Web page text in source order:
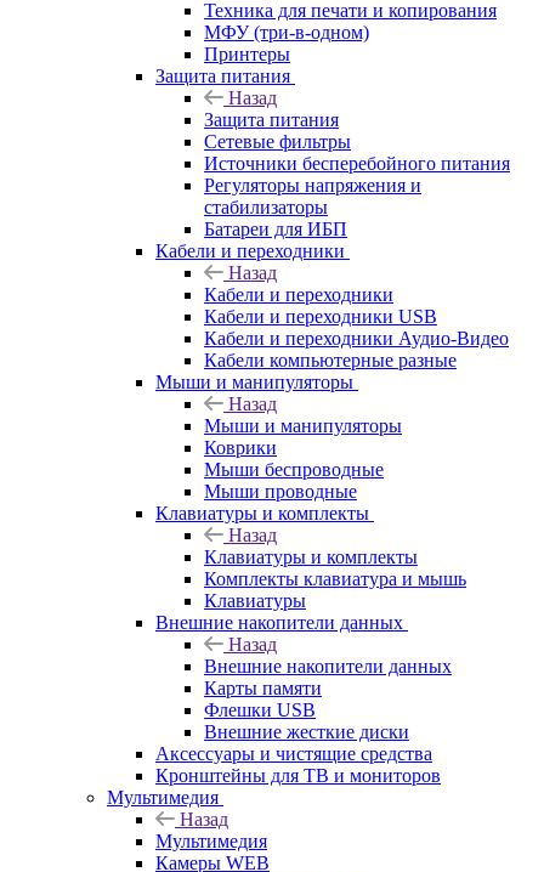
Техника для печати и копирования
МФУ (три-в-одном)
Принтеры
Защита питания
Назад
Защита питания
Сетевые фильтры
Источники бесперебойного питания
Регуляторы напряжения и
стабилизаторы
Батареи для ИБП
Кабели и переходники
Назад
Кабели и переходники
Кабели и переходники USB
Кабели и переходники Аудио-Видео
Кабели компьютерные разные
Мыши и манипуляторы
Назад
Мыши и манипуляторы
Коврики
Мыши беспроводные
Мыши проводные
Клавиатуры и комплекты
Назад
Клавиатуры и комплекты
Комплекты клавиатура и мышь
Клавиатуры
Внешние накопители данных
Назад
Внешние накопители данных
Карты памяти
Флешки USB
Внешние жесткие диски
Аксессуары и чистящие средства
Кронштейны для ТВ и мониторов
Мультимедия
Назад
Мультимедия
Камеры WEB